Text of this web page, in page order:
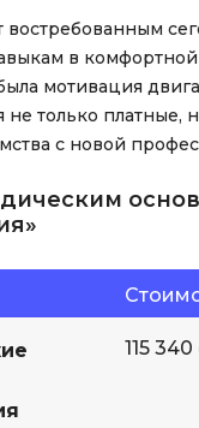
востребованным
в комфортной
мотивация
не только платные,
с новой
115